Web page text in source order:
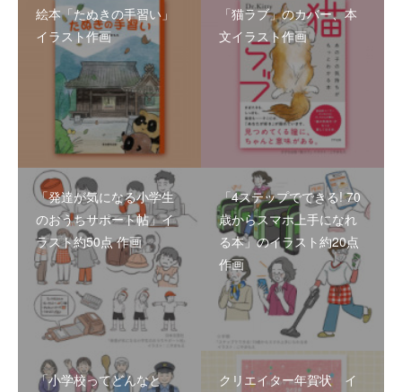
絵本「たぬきの手習い」
イラスト作画
「猫ラブ」のカバー、本
文イラスト作画
「発達が気になる小学生
のおうちサポート帖」イ
ラスト約50点 作画
「4ステップでできる! 70
歳からスマホ上手になれ
る本」のイラスト約20点
作画
「小学校ってどんなと
クリエイター年賀状 イ